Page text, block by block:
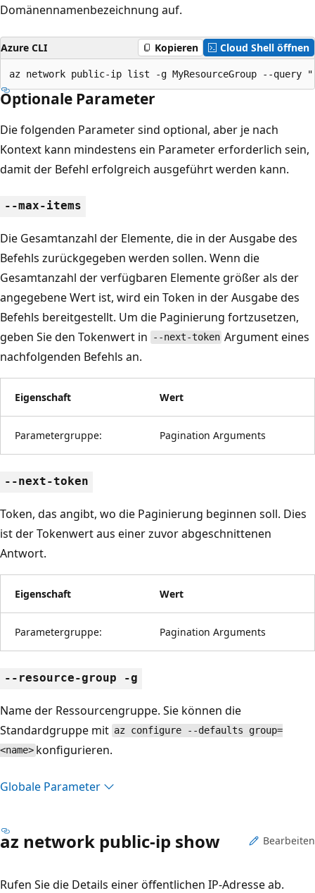
Domänennamenbezeichnung auf.
Azure CLI Kopieren Cloud Shell öffnen
az network public-ip list -g MyResourceGroup --query
Optionale Parameter
Die folgenden Parameter sind optional, aber je nach
Kontext kann mindestens ein Parameter erforderlich sein,
damit der Befehl erfolgreich ausgeführt werden kann.
--max-items
Die Gesamtanzahl der Elemente, die in der Ausgabe des
Befehls zurückgegeben werden sollen. Wenn die
Gesamtanzahl der verfügbaren Elemente größer als der
angegebene Wert ist, wird ein Token in der Ausgabe des
Befehls bereitgestellt. Um die Paginierung fortzusetzen,
geben Sie den Tokenwert in
--next-token Argument eines
nachfolgenden Befehls an.
Eigenschaft Wert
Parametergruppe: Pagination Arguments
--next-token
Token, das angibt, wo die Paginierung beginnen soll. Dies
ist der Tokenwert aus einer zuvor abgeschnittenen
Antwort.
Eigenschaft Wert
Parametergruppe: Pagination Arguments
--resource-group -g
Name der Ressourcengruppe. Sie können die
Standardgruppe mit az configure --defaults group=
<name> konfigurieren.
Globale Parameter
az network public-ip show Bearbeiten
Rufen Sie die Details einer öffentlichen IP-Adresse ab.